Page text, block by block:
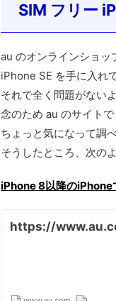
SIM フリー
au のオンラインショ
iPhone SE を手に入れ
それで全く問題がない
念のため au のサイト
ちょっと気になって調
そうしたところ、次の
iPhone 8以降のiPhone